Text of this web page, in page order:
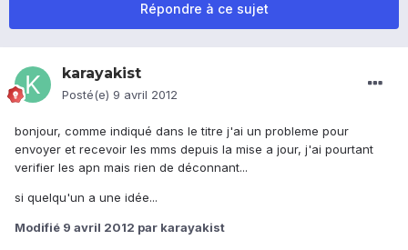
Répondre à ce sujet
karayakist
Posté(e) 9 avril 2012
bonjour, comme indiqué dans le titre j'ai un probleme pour
envoyer et recevoir les mms depuis la mise a jour, j'ai pourtant
verifier les apn mais rien de déconnant...
si quelqu'un a une idée...
Modifié 9 avril 2012 par karayakist